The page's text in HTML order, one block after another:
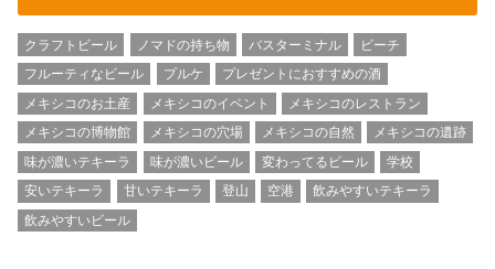
クラフトビール ノマドの持ち物 バスターミナル
ビーチ
フルーティなビール
プルケ
プレゼントにおすすめの酒
メキシコのお土産
メキシコのイベント
メキシコのレストラン
メキシコの博物館
メキシコの穴場 メキシコの自然
メキシコの遺跡
味が濃いテキーラ
味が濃いビール 変わってるビール
学校
安いテキーラ
甘いテキーラ 登山 空港
飲みやすいテキーラ
飲みやすいビール